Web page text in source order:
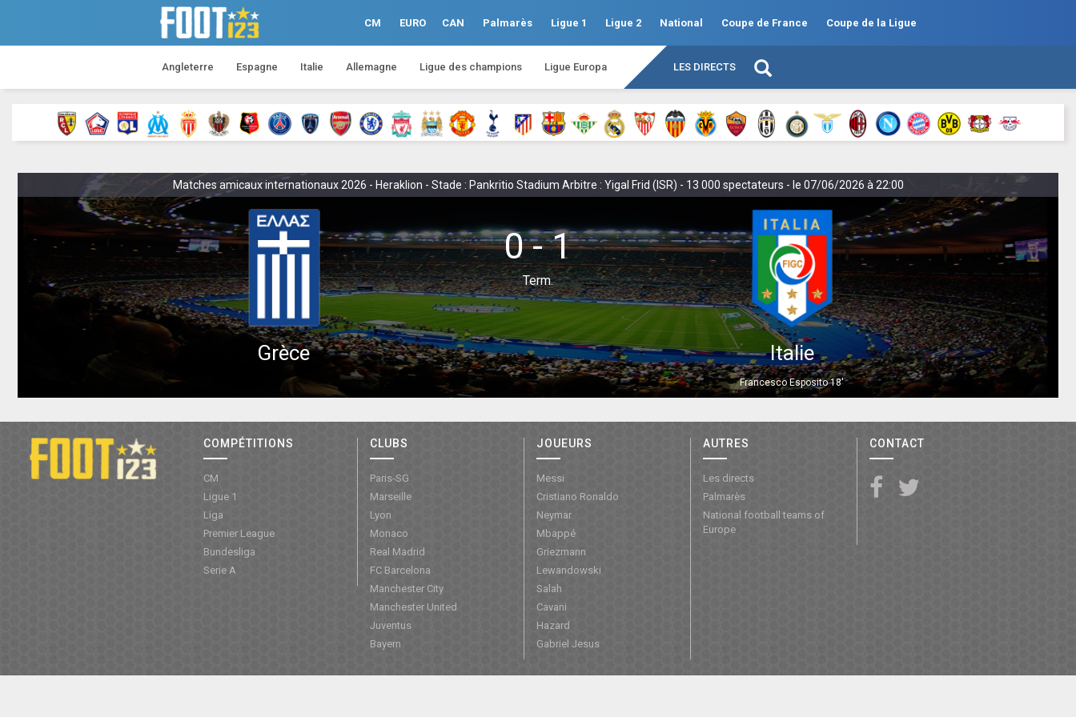
CM EURO CAN Palmarès Ligue 1 Ligue 2 National Coupe de France Coupe de la Ligue
Angleterre Espagne Italie Allemagne Ligue des champions Ligue Europa LES DIRECTS
Matches amicaux internationaux 2026 - Heraklion - Stade : Pankritio Stadium Arbitre : Yigal Frid (ISR) - 13 000 spectateurs - le 07/06/2026 à 22:00
Grèce
0 - 1
Term.
Italie
Francesco Esposito 18'
COMPÉTITIONS
CM
Ligue 1
Liga
Premier League
Bundesliga
Serie A
CLUBS
Paris-SG
Marseille
Lyon
Monaco
Real Madrid
FC Barcelona
Manchester City
Manchester United
Juventus
Bayern
JOUEURS
Messi
Cristiano Ronaldo
Neymar
Mbappé
Griezmann
Lewandowski
Salah
Cavani
Hazard
Gabriel Jesus
AUTRES
Les directs
Palmarès
National football teams of
Europe
CONTACT